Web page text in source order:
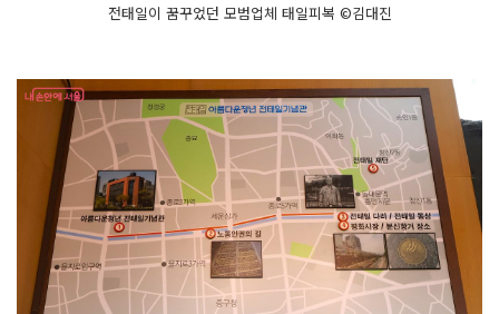
전태일이 꿈꾸었던 모범업체 태일피복 ©김대진